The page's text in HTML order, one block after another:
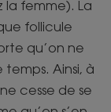
la femme). La
follicule
qu’on ne
Ainsi, à
cesse de se